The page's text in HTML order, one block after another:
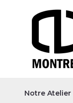
Notre Atelier